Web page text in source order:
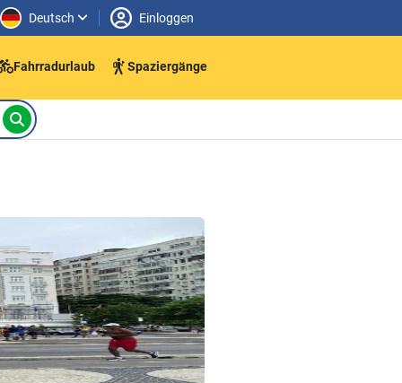
Deutsch Einloggen
Fahrradurlaub Spaziergänge